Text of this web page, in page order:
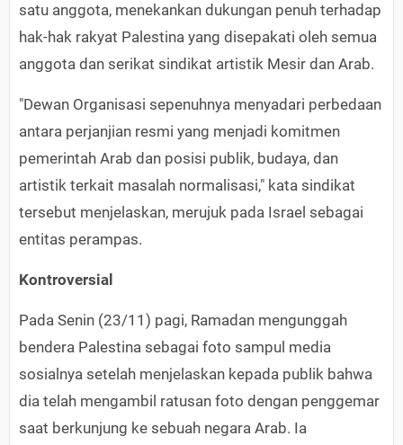
satu anggota, menekankan dukungan penuh terhadap
hak-hak rakyat Palestina yang disepakati oleh semua
anggota dan serikat sindikat artistik Mesir dan Arab.
"Dewan Organisasi sepenuhnya menyadari perbedaan
antara perjanjian resmi yang menjadi komitmen
pemerintah Arab dan posisi publik, budaya, dan
artistik terkait masalah normalisasi," kata sindikat
tersebut menjelaskan, merujuk pada Israel sebagai
entitas perampas.
Kontroversial
Pada Senin (23/11) pagi, Ramadan mengunggah
bendera Palestina sebagai foto sampul media
sosialnya setelah menjelaskan kepada publik bahwa
dia telah mengambil ratusan foto dengan penggemar
saat berkunjung ke sebuah negara Arab. Ia